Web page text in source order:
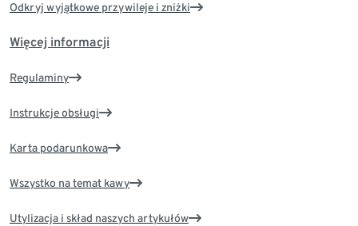
Odkryj wyjątkowe przywileje i zniżki
Więcej informacji
Regulaminy
Instrukcje obsługi
Karta podarunkowa
Wszystko na temat kawy
Utylizacja i skład naszych artykułów